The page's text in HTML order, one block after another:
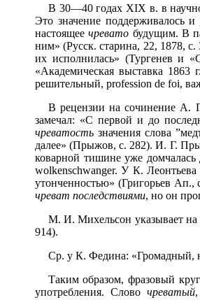
В 30—40 годах XIX в. в
Это значение поддерживалось и
настоящеечревато будущим. В
ним» (Русск. старина, 22, 1878,
их исполнилась» (Тургенев и
«Академическая выставка
решительный, profession de foi,
В рецензии на сочинение А.
замечал: «С первой и до
чреватость значения слова
далее» (Прыжов, с. 282). И. Г.
коварной тишине уже
wolkenschwanger. У К.
утонченностью» (Григорьев
чреват последствиями, но он
М. И. Михельсон указывает
914).
Ср. у К. Федина: «Громадный,
Таким образом, фразовый
употребления. Слово чреватый,